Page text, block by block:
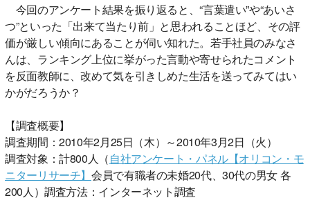
今回のアンケート結果を振り返ると、“言葉遣い”や“あいさ
つ”といった「出来て当たり前」と思われることほど、その評
価が厳しい傾向にあることが伺い知れた。若手社員のみなさ
んは、ランキング上位に挙がった言動や寄せられたコメント
を反面教師に、改めて気を引きしめた生活を送ってみてはい
かがだろうか？
【調査概要】
調査期間：2010年2月25日（木）～2010年3月2日（火）
調査対象：計800人（自社アンケート・パネル【オリコン・モ
ニターリサーチ】 会員で有職者の未婚20代、30代の男女 各
200人）調査方法：インターネット調査